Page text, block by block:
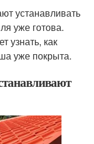
устанавливать
уже готова.
узнать, как
уже покрыта.